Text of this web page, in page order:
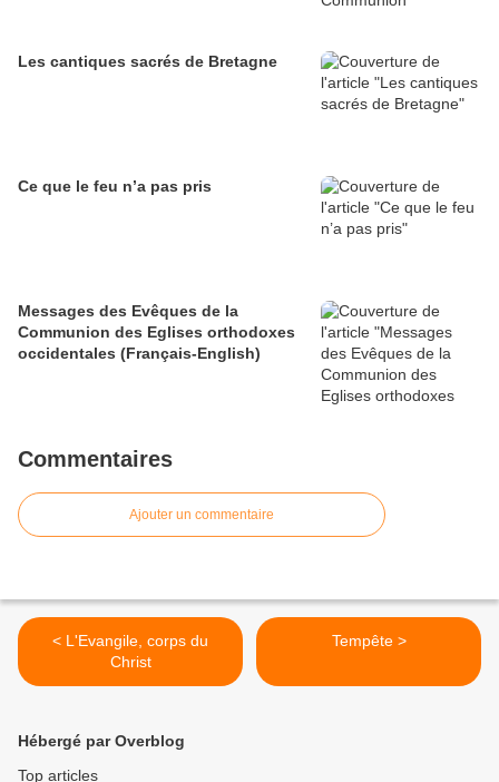
Les cantiques sacrés de Bretagne
Ce que le feu n’a pas pris
Messages des Evêques de la
Communion des Eglises orthodoxes
occidentales (Français-English)
Commentaires
Ajouter un commentaire
< L'Evangile, corps du
Christ
Tempête >
Hébergé par Overblog
Top articles